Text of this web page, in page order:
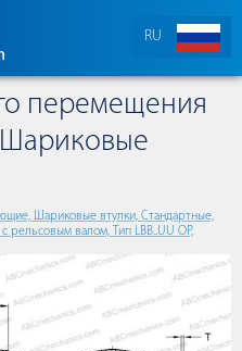
RU
перемещения
Шариковые
Шариковые втулки, Стандартные,
рельсовым валом, Тип LBB..UU OP,